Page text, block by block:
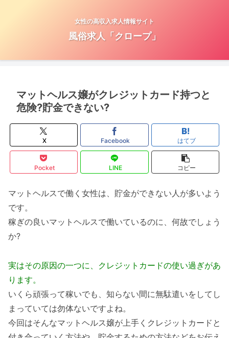
女性の高収入求人情報サイト
風俗求人「クロープ」
マットヘルス嬢がクレジットカード持つと
危険?貯金できない?
X Facebook はてブ
Pocket LINE コピー
マットヘルスで働く女性は、貯金ができない人が多いよう
です。
稼ぎの良いマットヘルスで働いているのに、何故でしょう
か?
実はその原因の一つに、クレジットカードの使い過ぎがあ
ります。
いくら頑張って稼いでも、知らない間に無駄遣いをしてし
まっていては勿体ないですよね。
今回はそんなマットヘルス嬢が上手くクレジットカードと